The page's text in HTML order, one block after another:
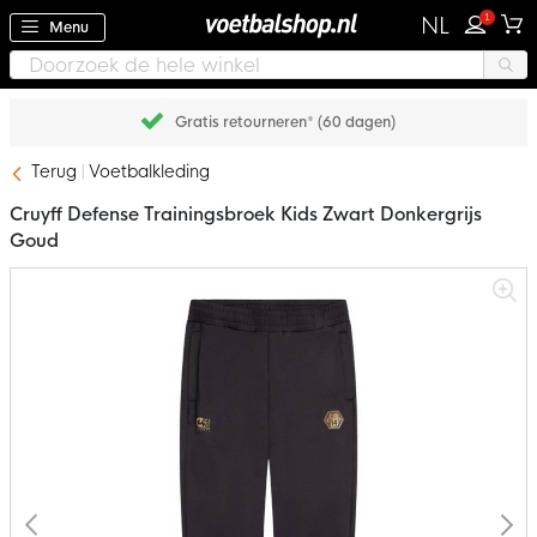
Menu NL 1
Gratis retourneren* (60 dagen)
Terug Voetbalkleding
Cruyff Defense Trainingsbroek Kids Zwart Donkergrijs
Goud